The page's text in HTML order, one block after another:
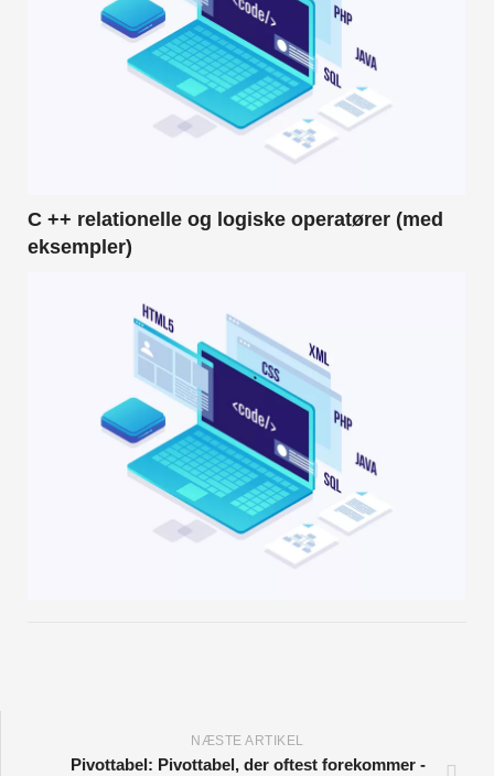
C ++ relationelle og logiske operatører (med
eksempler)
NÆSTE ARTIKEL
Pivottabel: Pivottabel, der oftest forekommer -